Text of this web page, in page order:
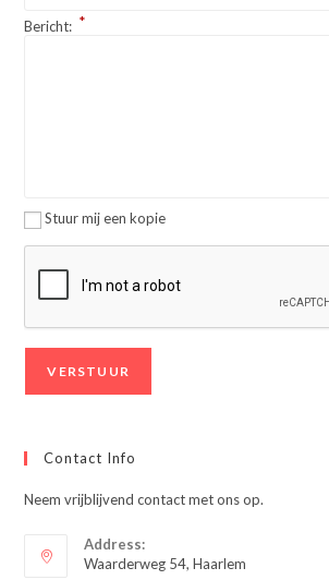
Bericht: *
Stuur mij een kopie
Contact Info
Neem vrijblijvend contact met ons op.
Address:
Waarderweg 54, Haarlem